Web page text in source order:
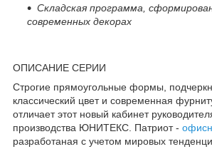
Складская программа,
современных декорах
ОПИСАНИЕ СЕРИИ
Строгие прямоугольные формы,
классический цвет и современная
отличает этот новый кабинет
производства ЮНИТЕКС. Патриот -
разработаная с учетом мировых